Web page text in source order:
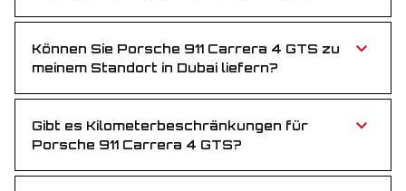
fahren Sie während der gesamten Mietdauer
sorgenfrei.
Können Sie Porsche 911 Carrera 4 GTS zu
meinem Standort in Dubai liefern?
Flughafen oder an jeden anderen Ort in Dubai.
Gibt es Kilometerbeschränkungen für
Porsche 911 Carrera 4 GTS?
werden mit einem kleinen Betrag pro zusätzlichem